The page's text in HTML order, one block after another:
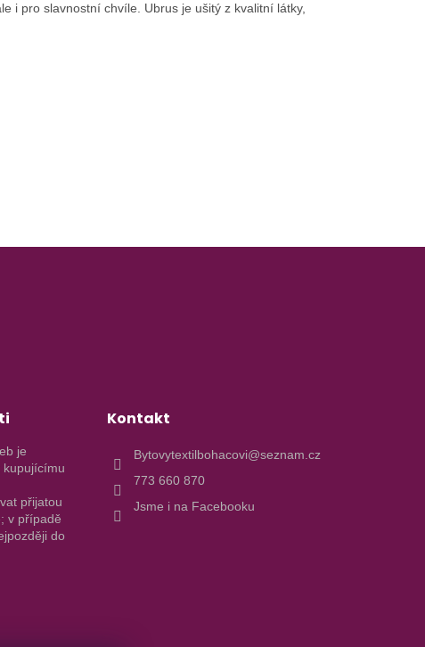
i pro slavnostní chvíle. Ubrus je ušitý z kvalitní látky,
je
kupujícímu
přijatou
v případě
do
Kontakt
Bytovytextilbohacovi@seznam.cz
773 660 870
Jsme i na Facebooku